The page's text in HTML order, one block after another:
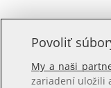
Povoliť
My a naši
zariadení uložili